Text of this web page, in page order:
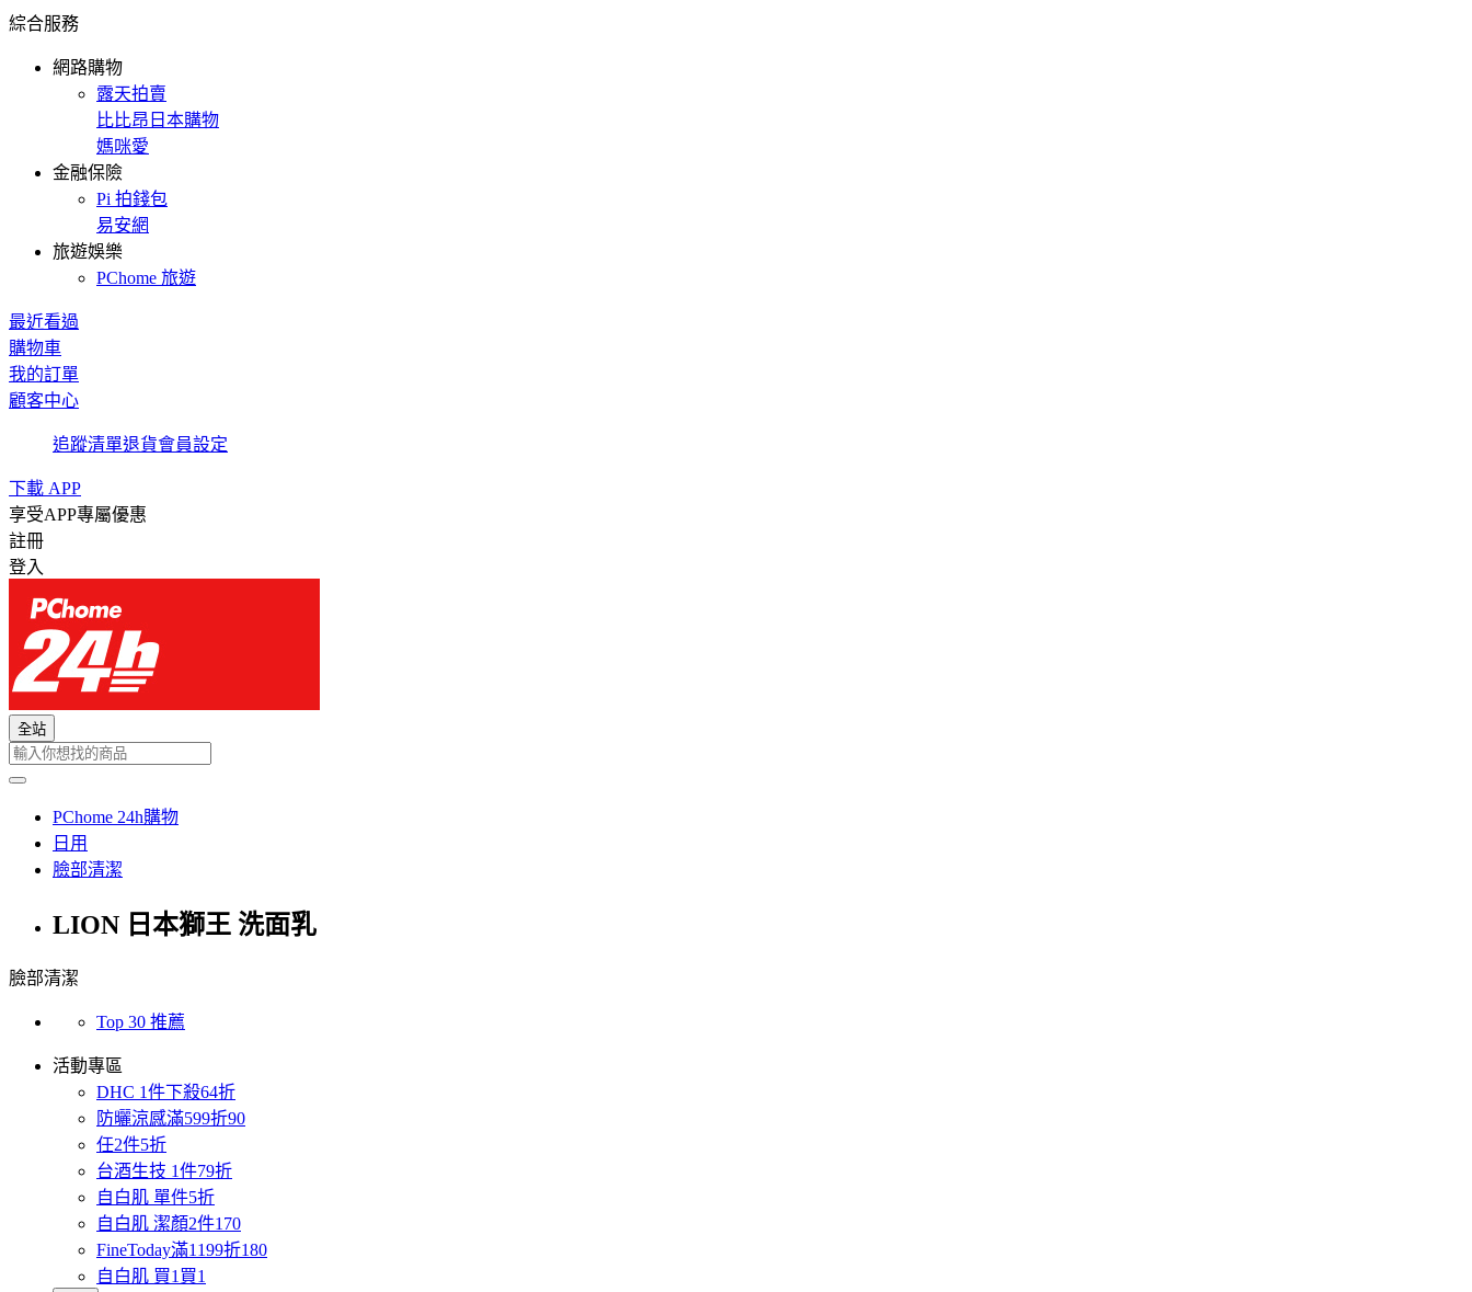
綜合服務
網路購物
露天拍賣
比比昂日本購物
媽咪愛
金融保險
Pi 拍錢包
易安網
旅遊娛樂
PChome 旅遊
最近看過
購物車
我的訂單
顧客中心
追蹤清單退貨會員設定
下載 APP
享受APP專屬優惠
註冊
登入
全站
PChome 24h購物
日用
臉部清潔
LION 日本獅王 洗面乳
臉部清潔
Top 30 推薦
活動專區
DHC 1件下殺64折
防曬涼感滿599折90
任2件5折
台酒生技 1件79折
自白肌 單件5折
自白肌 潔顏2件170
FineToday滿1199折180
自白肌 買1買1